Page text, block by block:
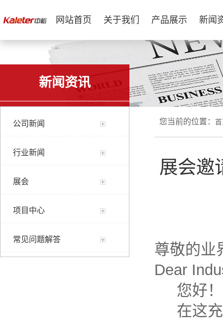
网站首页 关于我们 产品展示 新闻
新闻资讯
公司新闻
行业新闻
展会
项目中心
常见问题解答
您当前的位置：
展会邀
尊敬的业
Dear
您好！
在这充